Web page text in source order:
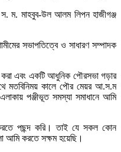
ম. মাহবুব-উল আলম লিপন হাজীগঞ্জ
সভাপতিত্বে ও সাধারণ সম্পাদক
করা এবং একটি আধুনিক পৌরসভা গড়ার
মতবিনিময় কালে পৌর মেয়র আ.স.ম
পঞ্জীভূত সমস্যা সমাধানে আমি
পছন্দ করি। তাই যে সকল কোন
আমি করতে সক্ষম হয়েছি।